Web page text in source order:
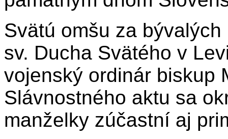
Svätú omšu za
sv. Ducha Svätého v
vojenský ordinár biskup
Slávnostného aktu sa
manželky zúčastní aj